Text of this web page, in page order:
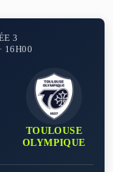
3
16H00
TOULOUSE
OLYMPIQUE